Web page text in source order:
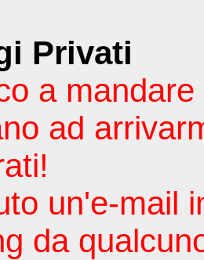
Privati
a
ad
un'e-mail
da